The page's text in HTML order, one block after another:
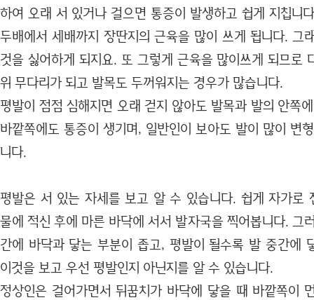
하여 오래 서 있거나 걸으면 통증이 발생하고 쉽게 지칩니
두배에서 세배까지 장딴지의 근육을 많이 쓰게 됩니다. 그
것을 싫어하게 되지요. 또 그렇게 근육을 많이쓰게 되므로
위 무다리가 되고 발목도 두꺼워지는 경우가 많습니다.
평발이 점점 심해지면 오래 걷지 않아도 발목과 발의 안쪽
바깥쪽에도 통증이 생기며, 일반인이 보아도 발이 많이 변
니다.
평발은 서 있는 자세를 보고 알 수 있습니다. 쉽게 자가로
물에 적신 후에 마른 바닥에 서서 발자국을 찍어봅니다. 그
간에 바닥과 닿는 부분이 좁고, 평발이 될수록 발 중간에
이것을 보고 우선 평발인지 아닌지를 알 수 있습니다.
정상인은 걸어가면서 뒤꿈치가 바닥에 닿을 때 바깥쪽이